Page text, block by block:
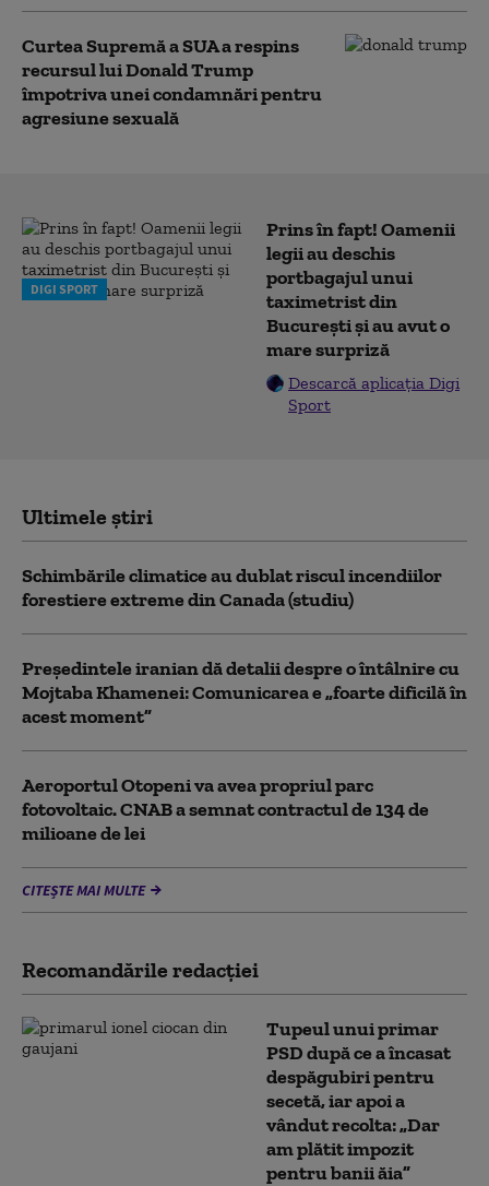
Curtea Supremă a SUA a respins
recursul lui Donald Trump
împotriva unei condamnări pentru
agresiune sexuală
DIGI SPORT
Prins în fapt! Oamenii
legii au deschis
portbagajul unui
taximetrist din
București și au avut o
mare surpriză
Descarcă aplicația Digi
Sport
Ultimele știri
Schimbările climatice au dublat riscul incendiilor
forestiere extreme din Canada (studiu)
Preşedintele iranian dă detalii despre o întâlnire cu
Mojtaba Khamenei: Comunicarea e „foarte dificilă în
acest moment”
Aeroportul Otopeni va avea propriul parc
fotovoltaic. CNAB a semnat contractul de 134 de
milioane de lei
CITEȘTE MAI MULTE
Recomandările redacţiei
Tupeul unui primar
PSD după ce a încasat
despăgubiri pentru
secetă, iar apoi a
vândut recolta: „Dar
am plătit impozit
pentru banii ăia”